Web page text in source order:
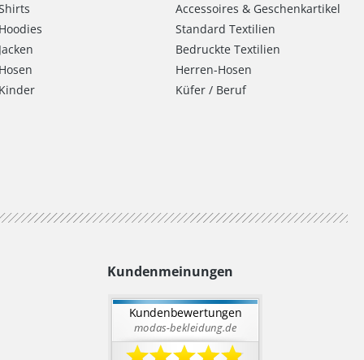
Hoodies
Jacken
Hosen
Kinder
Accessoires & Geschenkartikel
Standard Textilien
Bedruckte Textilien
Herren-Hosen
Küfer / Beruf
Kundenmeinungen